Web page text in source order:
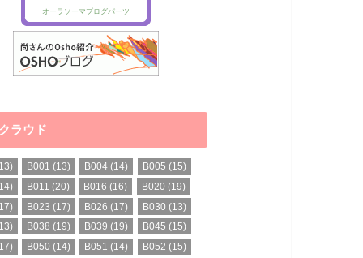
ラウド
B001 (13) B004 (14) B005 (15)
B011 (20) B016 (16) B020 (19)
B023 (17) B026 (17) B030 (13)
B038 (19) B039 (19) B045 (15)
B050 (14) B051 (14) B052 (15)